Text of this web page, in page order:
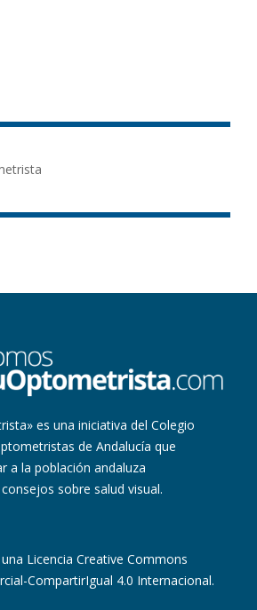
es una iniciativa del Colegio
de Andalucía que
a la población andaluza
sobre salud visual.
Licencia Creative Commons
CompartirIgual 4.0 Internacional.